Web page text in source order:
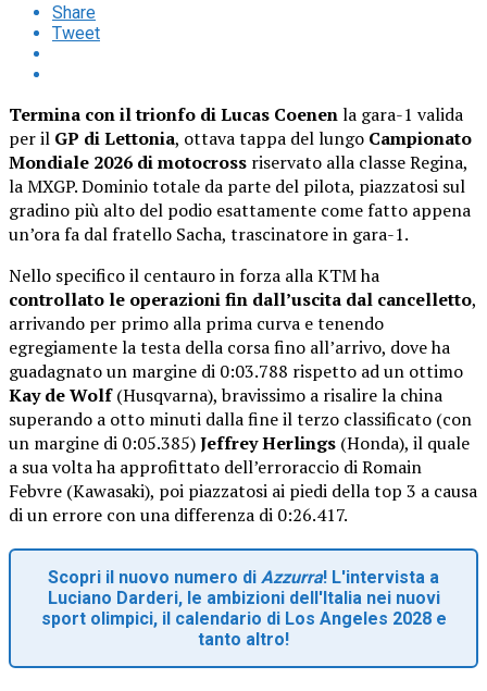
Share
Tweet
Termina con il trionfo di Lucas Coenenla gara-1 valida
per il GP di Lettonia, ottava tappa del lungo Campionato
Mondiale 2026 di motocross riservato alla classe Regina,
la MXGP. Dominio totale da parte del pilota, piazzatosi sul
gradino più alto del podio esattamente come fatto appena
un’ora fa dal fratello Sacha, trascinatore in gara-1.
Nello specifico il centauro in forza alla KTM ha
controllato le operazioni fin dall’uscita dal cancelletto,
arrivando per primo alla prima curva e tenendo
egregiamente la testa della corsa fino all’arrivo, dove ha
guadagnato un margine di 0:03.788 rispetto ad un ottimo
Kay de Wolf(Husqvarna), bravissimo a risalire la china
superando a otto minuti dalla fine il terzo classificato (con
un margine di 0:05.385)Jeffrey Herlings (Honda), il quale
a sua volta ha approfittato dell’erroraccio di Romain
Febvre (Kawasaki), poi piazzatosi ai piedi della top 3 a causa
di un errore con una differenza di 0:26.417.
Scopri il nuovo numero di Azzurra! L'intervista a
Luciano Darderi, le ambizioni dell'Italia nei nuovi
sport olimpici, il calendario di Los Angeles 2028 e
tanto altro!